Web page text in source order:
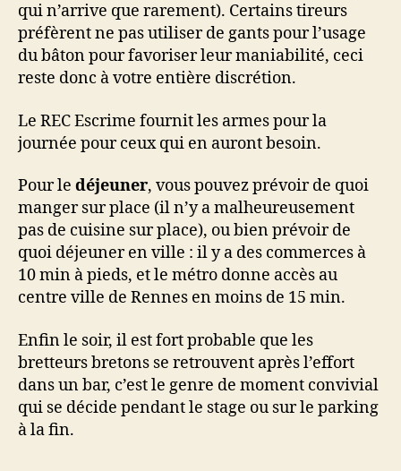
qui n’arrive que rarement). Certains tireurs
préfèrent ne pas utiliser de gants pour l’usage
du bâton pour favoriser leur maniabilité, ceci
reste donc à votre entière discrétion.
Le REC Escrime fournit les armes pour la
journée pour ceux qui en auront besoin.
Pour le déjeuner, vous pouvez prévoir de quoi
manger sur place (il n’y a malheureusement
pas de cuisine sur place), ou bien prévoir de
quoi déjeuner en ville : il y a des commerces à
10 min à pieds, et le métro donne accès au
centre ville de Rennes en moins de 15 min.
Enfin le soir, il est fort probable que les
bretteurs bretons se retrouvent après l’effort
dans un bar, c’est le genre de moment convivial
qui se décide pendant le stage ou sur le parking
à la fin.